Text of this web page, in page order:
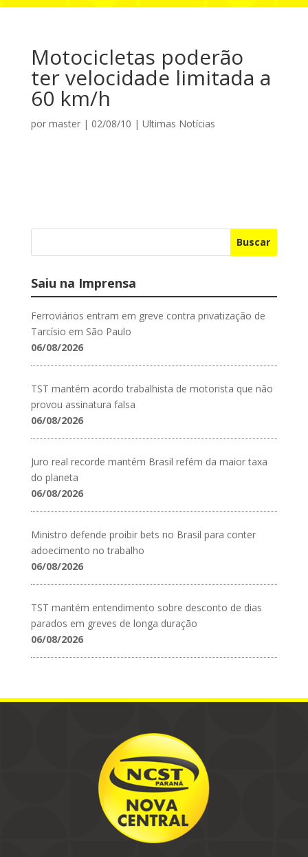
Motocicletas poderão
ter velocidade limitada a
60 km/h
por master| 02/08/10 | Ultimas Notícias
Buscar
Saiu na Imprensa
Ferroviários entram em greve contra privatização de
Tarcísio em São Paulo
06/08/2026
TST mantém acordo trabalhista de motorista que não
provou assinatura falsa
06/08/2026
Juro real recorde mantém Brasil refém da maior taxa
do planeta
06/08/2026
Ministro defende proibir bets no Brasil para conter
adoecimento no trabalho
06/08/2026
TST mantém entendimento sobre desconto de dias
parados em greves de longa duração
06/08/2026